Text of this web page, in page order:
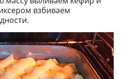
взбиваем